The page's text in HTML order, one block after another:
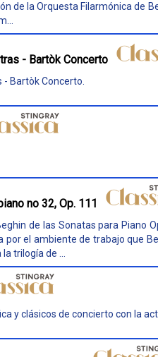
de la Orquesta Filarmónica de
- Bartòk Concerto
Bartòk Concerto.
no 32, Op. 111
de las Sonatas para Piano
el ambiente de trabajo que
trilogía de ...
y clásicos de concierto con la